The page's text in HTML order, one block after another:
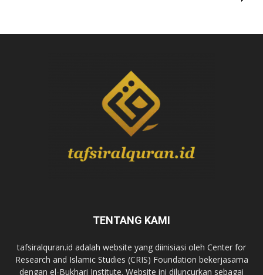
TENTANG KAMI
tafsiralquran.id adalah website yang diinisiasi oleh Center for
Research and Islamic Studies (CRIS) Foundation bekerjasama
dengan el-Bukhari Institute. Website ini diluncurkan sebagai